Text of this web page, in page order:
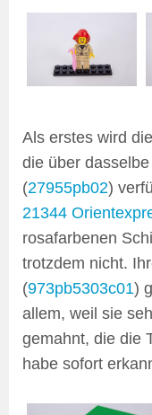
Als erstes wird
die über
(27955pb02)
21344
rosafarbenen
trotzdem nicht.
(973pb5303c01)
allem, weil sie
gemahnt, die die
habe sofort